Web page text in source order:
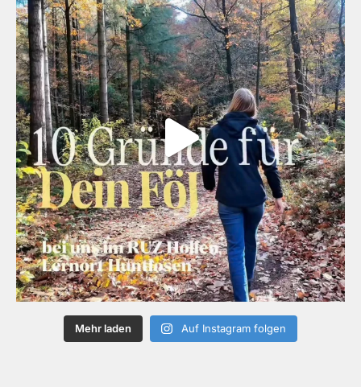
Mehr laden Auf Instagram folgen